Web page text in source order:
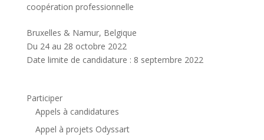
coopération professionnelle
Bruxelles & Namur, Belgique
Du 24 au 28 octobre 2022
Date limite de candidature : 8 septembre 2022
Participer
Appels à candidatures
Appel à projets Odyssart